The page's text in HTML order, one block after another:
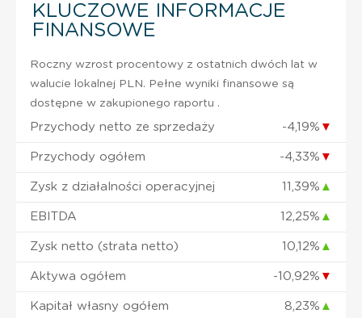
KLUCZOWE INFORMACJE
FINANSOWE
Roczny wzrost procentowy z ostatnich dwóch lat w
walucie lokalnej PLN. Pełne wyniki finansowe są
dostępne w zakupionego raportu .
Przychody netto ze sprzedaży -4,19% ▼
Przychody ogółem -4,33% ▼
Zysk z działalności operacyjnej 11,39% ▲
EBITDA 12,25% ▲
Zysk netto (strata netto) 10,12% ▲
Aktywa ogółem -10,92% ▼
Kapitał własny ogółem 8,23% ▲